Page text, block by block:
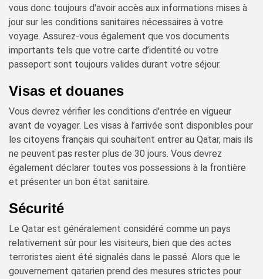
vous donc toujours d'avoir accès aux informations mises à
jour sur les conditions sanitaires nécessaires à votre
voyage. Assurez-vous également que vos documents
importants tels que votre carte d’identité ou votre
passeport sont toujours valides durant votre séjour.
Visas et douanes
Vous devrez vérifier les conditions d'entrée en vigueur
avant de voyager. Les visas à l’arrivée sont disponibles pour
les citoyens français qui souhaitent entrer au Qatar, mais ils
ne peuvent pas rester plus de 30 jours. Vous devrez
également déclarer toutes vos possessions à la frontière
et présenter un bon état sanitaire.
Sécurité
Le Qatar est généralement considéré comme un pays
relativement sûr pour les visiteurs, bien que des actes
terroristes aient été signalés dans le passé. Alors que le
gouvernement qatarien prend des mesures strictes pour